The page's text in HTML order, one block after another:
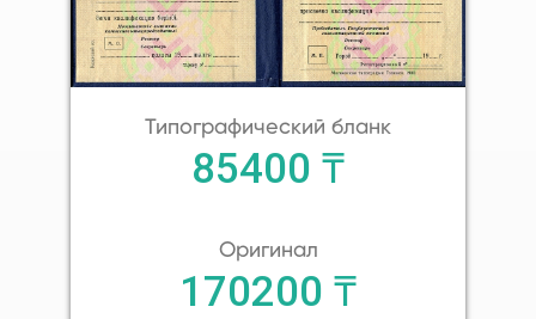
Типографический бланк
85400 ₸
Оригинал
170200 ₸